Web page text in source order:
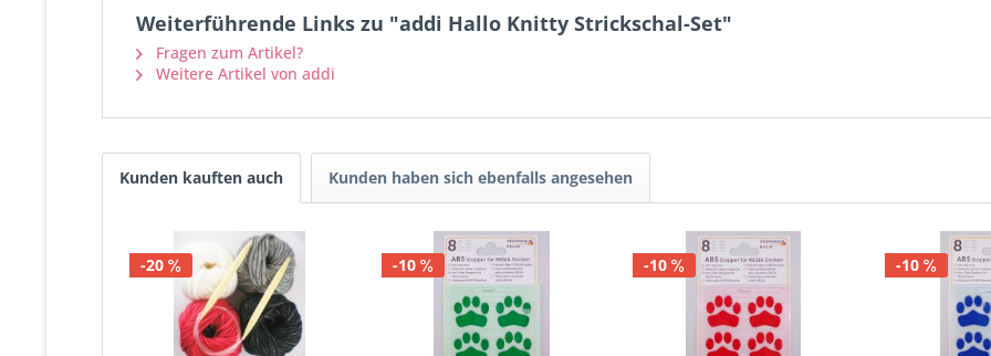
Weiterführende Links zu "addi Hallo Knitty Strickschal-Set"
Fragen zum Artikel?
Weitere Artikel von addi
Kunden kauften auch Kunden haben sich ebenfalls angesehen
-20 -10 -10 -10